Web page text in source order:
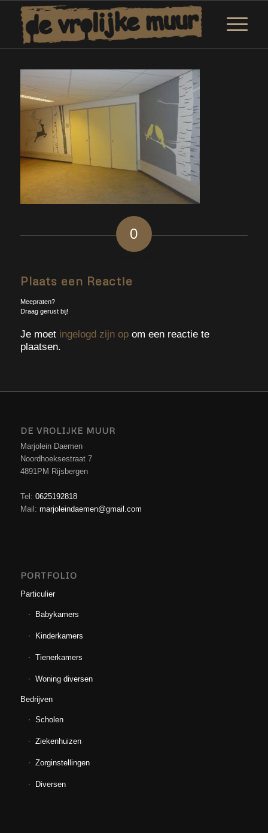
0
Plaats een Reactie
Meepraten?
Draag gerust bij!
Je moet ingelogd zijn opom een reactie te
plaatsen.
DE VROLIJKE MUUR
Marjolein Daemen
Noordhoeksestraat 7
4891PM Rijsbergen
Tel: 0625192818
Mail: marjoleindaemen@gmail.com
PORTFOLIO
Particulier
Babykamers
Kinderkamers
Tienerkamers
Woning diversen
Bedrijven
Scholen
Ziekenhuizen
Zorginstellingen
Diversen